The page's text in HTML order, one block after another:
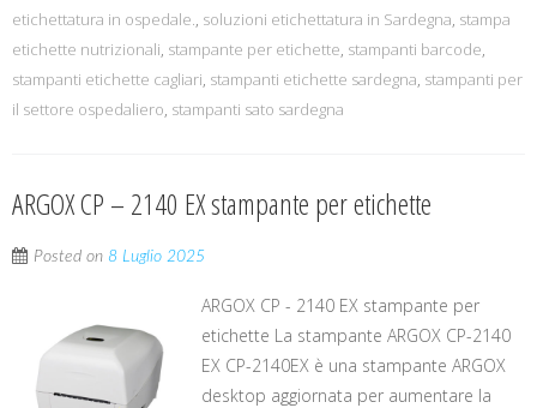
etichettatura in ospedale., soluzioni etichettatura in Sardegna, stampa
etichette nutrizionali, stampante per etichette, stampanti barcode,
stampanti etichette cagliari, stampanti etichette sardegna, stampanti per
il settore ospedaliero, stampanti sato sardegna
ARGOX CP – 2140 EX stampante per etichette
Posted on 8 Luglio 2025
ARGOX CP - 2140 EX stampante per
etichette La stampante ARGOX CP-2140
EX CP-2140EX è una stampante ARGOX
desktop aggiornata per aumentare la